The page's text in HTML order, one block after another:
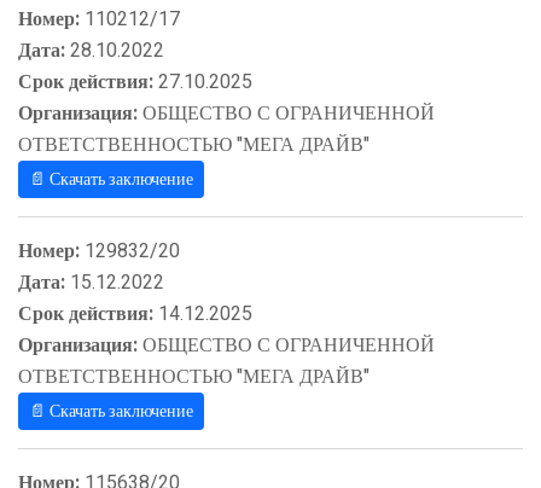
Номер: 110212/17
Дата:28.10.2022
Срок действия:27.10.2025
Организация:ОБЩЕСТВО С ОГРАНИЧЕННОЙ
ОТВЕТСТВЕННОСТЬЮ "МЕГА ДРАЙВ"
📄 Скачать заключение
Номер: 129832/20
Дата: 15.12.2022
Срок действия: 14.12.2025
Организация:ОБЩЕСТВО С ОГРАНИЧЕННОЙ
ОТВЕТСТВЕННОСТЬЮ "МЕГА ДРАЙВ"
📄 Скачать заключение